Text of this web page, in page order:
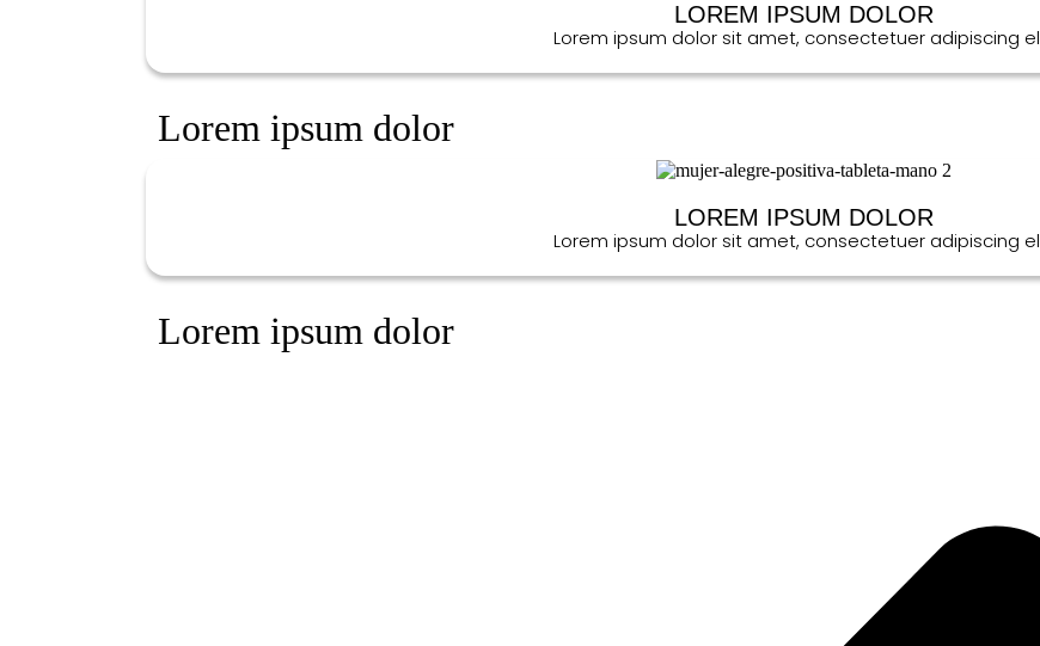
LOREM IPSUM DOLOR
Lorem ipsum dolor sit amet, consectetuer adipiscing
Lorem ipsum dolor
LOREM IPSUM DOLOR
Lorem ipsum dolor sit amet, consectetuer adipiscing
Lorem ipsum dolor